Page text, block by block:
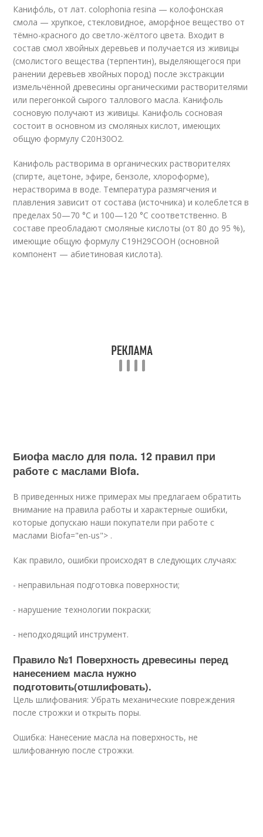
Канифо́ль, от лат. colophonia resina — колофонская
смола — хрупкое, стекловидное, аморфное вещество от
тёмно-красного до светло-жёлтого цвета. Входит в
состав смол хвойных деревьев и получается из живицы
(смолистого вещества (терпентин), выделяющегося при
ранении деревьев хвойных пород) после экстракции
измельчённой древесины органическими растворителями
или перегонкой сырого таллового масла. Канифоль
сосновую получают из живицы. Канифоль сосновая
состоит в основном из смоляных кислот, имеющих
общую формулу С20Н30О2.
Канифоль растворима в органических растворителях
(спирте, ацетоне, эфире, бензоле, хлороформе),
нерастворима в воде. Температура размягчения и
плавления зависит от состава (источника) и колеблется в
пределах 50—70 °C и 100—120 °C соответственно. В
составе преобладают смоляные кислоты (от 80 до 95 %),
имеющие общую формулу C19H29COOH (основной
компонент — абиетиновая кислота).
Биофа масло для пола. 12 правил при
работе с маслами Biofa.
В приведенных ниже примерах мы предлагаем обратить
внимание на правила работы и характерные ошибки,
которые допускаю наши покупатели при работе с
маслами Biofa="en-us"> .
Как правило, ошибки происходят в следующих случаях:
- неправильная подготовка поверхности;
- нарушение технологии покраски;
- неподходящий инструмент.
Правило №1 Поверхность древесины перед
нанесением масла нужно
подготовить(отшлифовать).
Цель шлифования: Убрать механические повреждения
после строжки и открыть поры.
Ошибка: Нанесение масла на поверхность, не
шлифованную после строжки.